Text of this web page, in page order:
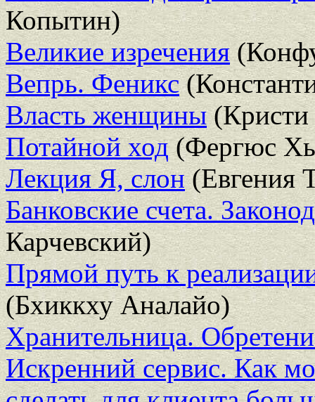
Копытин)
Великие изречения
Вепрь. Феникс
Власть женщины(Кристи
Потайной ход(Фергюс
Лекция Я, слон(Евгения
Банковские счета.
Карчевский)
Прямой путь к
(Бхиккху Аналайо)
Хранительница.
Искренний сервис. Как